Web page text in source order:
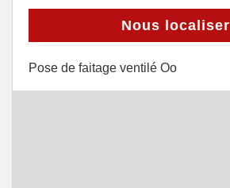
Nous localiser
Pose de faitage ventilé Oo